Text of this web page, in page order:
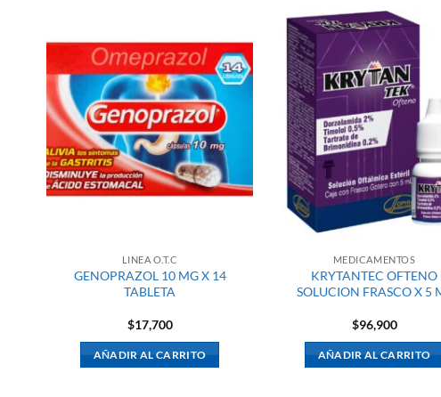
LINEA O.T.C
GENOPRAZOL 10 MG X 14
TABLETA
$17,700
AÑADIR AL CARRITO
MEDICAMENTOS
KRYTANTEC OFTENO
SOLUCION FRASCO X 5
$96,900
AÑADIR AL CARRITO